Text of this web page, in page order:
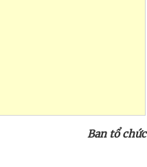
Ban tổ chức